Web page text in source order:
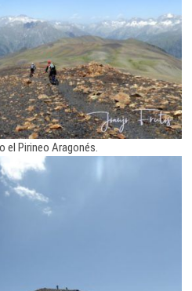
el Pirineo Aragonés.